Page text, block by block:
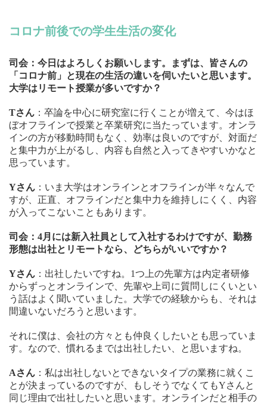
コロナ前後での学生生活の変化
司会：今日はよろしくお願いします。まずは、皆さんの
「コロナ前」と現在の生活の違いを伺いたいと思います。
大学はリモート授業が多いですか？
Tさん ：卒論を中心に研究室に行くことが増えて、今はほ
ぼオフラインで授業と卒業研究に当たっています。オンラ
インの方が移動時間もなく、効率は良いのですが、対面だ
と集中力が上がるし、内容も自然と入ってきやすいかなと
思っています。
Yさん ：いま大学はオンラインとオフラインが半々なんで
すが、正直、オフラインだと集中力を維持しにくく、内容
が入ってこないこともあります。
司会：4月には新入社員として入社するわけですが、勤務
形態は出社とリモートなら、どちらがいいですか？
Yさん ：出社したいですね。1つ上の先輩方は内定者研修
からずっとオンラインで、先輩や上司に質問しにくいとい
う話はよく聞いていました。大学での経験からも、それは
間違いないだろうと思います。
それに僕は、会社の方々とも仲良くしたいとも思っていま
す。なので、慣れるまでは出社したい、と思いますね。
Aさん ：私は出社しないとできないタイプの業務に就くこ
とが決まっているのですが、もしそうでなくてもYさんと
同じ理由で出社したいと思います。オンラインだと相手の